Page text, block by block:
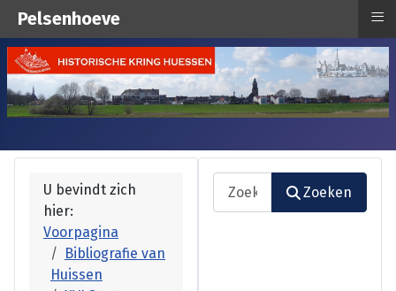
U bevindt zich
hier:
Voorpagina
Bibliografie van
Huissen
Zoeken
Zoeken
Pelsenhoeve ≡